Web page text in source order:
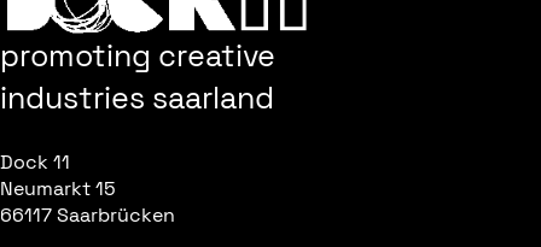
promoting creative
industries saarland
Dock 11
Neumarkt 15
66117 Saarbrücken